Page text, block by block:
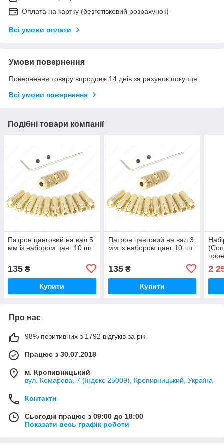
Оплата на картку (безготівковий розрахунок)
Всі умови оплати
Умови повернення
Повернення товару впродовж 14 днів за рахунок покупця
Всі умови повернення
Подібні товари компанії
Патрон цанговий на вал 5
мм із набором цанг 10 шт.
135 ₴
Купити
Патрон цанговий на вал 3
мм із набором цанг 10 шт.
135₴
Купити
2
Про нас
98% позитивних з 1792 відгуків за рік
Працює з 30.07.2018
м. Кропивницький
вул. Комарова, 7 (Індекс 25009), Кропивницький, Україна
Контакти
Сьогодні працює з 09:00 до 18:00
Показати весь графік роботи